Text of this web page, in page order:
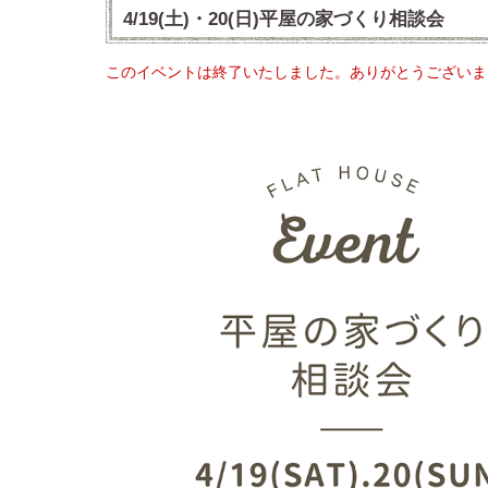
4/19(土)・20(日)平屋の家づくり相談会
このイベントは終了いたしました。ありがとうござい